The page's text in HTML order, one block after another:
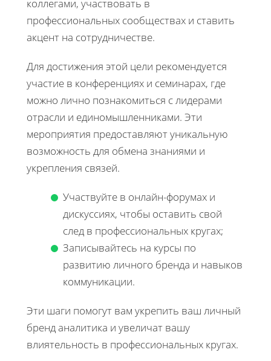
коллегами, участвовать в
профессиональных сообществах и ставить
акцент на сотрудничестве.
Для достижения этой цели рекомендуется
участие в конференциях и семинарах, где
можно лично познакомиться с лидерами
отрасли и единомышленниками. Эти
мероприятия предоставляют уникальную
возможность для обмена знаниями и
укрепления связей.
Участвуйте в онлайн-форумах и
дискуссиях, чтобы оставить свой
след в профессиональных кругах;
Записывайтесь на курсы по
развитию личного бренда и навыков
коммуникации.
Эти шаги помогут вам укрепить ваш личный
бренд аналитика и увеличат вашу
влиятельность в профессиональных кругах.